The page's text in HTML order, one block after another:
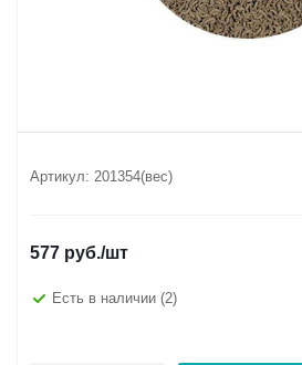
Артикул: 201354(вес)
577 руб./шт
Есть в наличии (2)